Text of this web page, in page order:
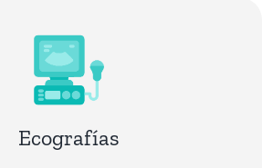
Ecografías